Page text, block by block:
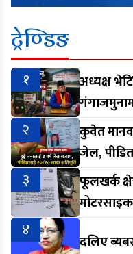
ट्रेण्डिङ
१
अध्यक्ष
२
कुवेत मानव
जेल,
३
फूलखर्क
४
दलिए